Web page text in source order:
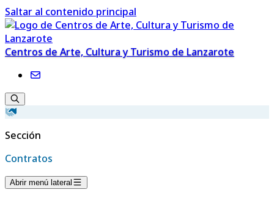
Saltar al contenido principal
Centros de Arte, Cultura y Turismo de Lanzarote
Sección
Contratos
Abrir menú lateral